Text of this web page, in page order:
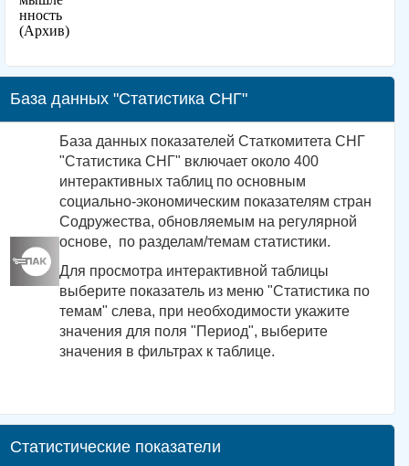
нность
(Архив)
База данных "Статистика СНГ"
База данных показателей Статкомитета СНГ
"Статистика СНГ" включает около 400
интерактивных таблиц по основным
социально-экономическим показателям стран
Содружества, обновляемым на регулярной
основе, по разделам/темам статистики.
Для просмотра интерактивной таблицы
выберите показатель из меню "Статистика по
темам" слева, при необходимости укажите
значения для поля "Период", выберите
значения в фильтрах к таблице.
Статистические показатели